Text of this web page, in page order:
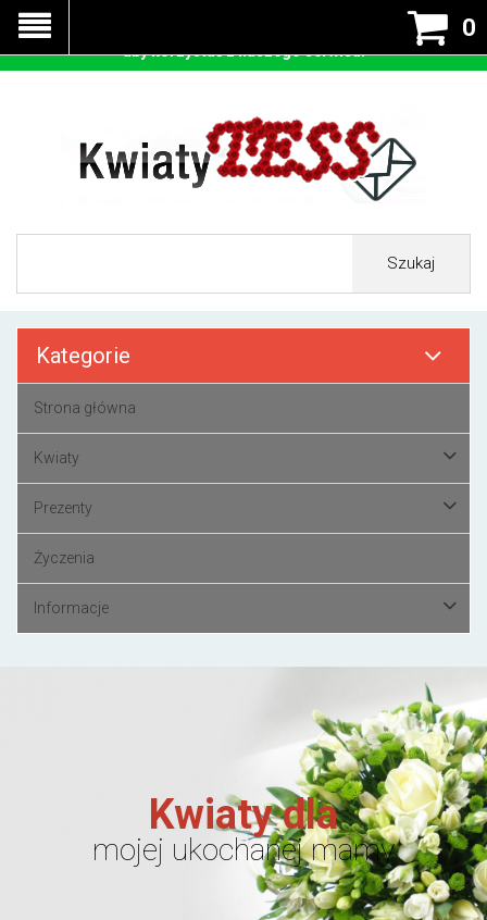
0
Szukaj
Kategorie
Strona główna
Kwiaty
Prezenty
Życzenia
Informacje
Kwiaty dla
mojej ukochanej mamy
Nasza strona korzysta z cookies - czyli tzw ciastek w celu
prawidłowego działania. Zaakceptuj przyjmowanie cookies
aby korzystać z naszego serwisu.